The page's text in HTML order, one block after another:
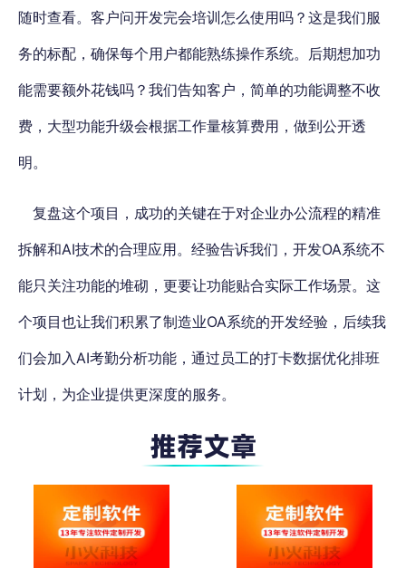
随时查看。客户问开发完会培训怎么使用吗？这是我们服
务的标配，确保每个用户都能熟练操作系统。后期想加功
能需要额外花钱吗？我们告知客户，简单的功能调整不收
费，大型功能升级会根据工作量核算费用，做到公开透
明。
复盘这个项目，成功的关键在于对企业办公流程的精准
拆解和AI技术的合理应用。经验告诉我们，开发OA系统不
能只关注功能的堆砌，更要让功能贴合实际工作场景。这
个项目也让我们积累了制造业OA系统的开发经验，后续我
们会加入AI考勤分析功能，通过员工的打卡数据优化排班
计划，为企业提供更深度的服务。